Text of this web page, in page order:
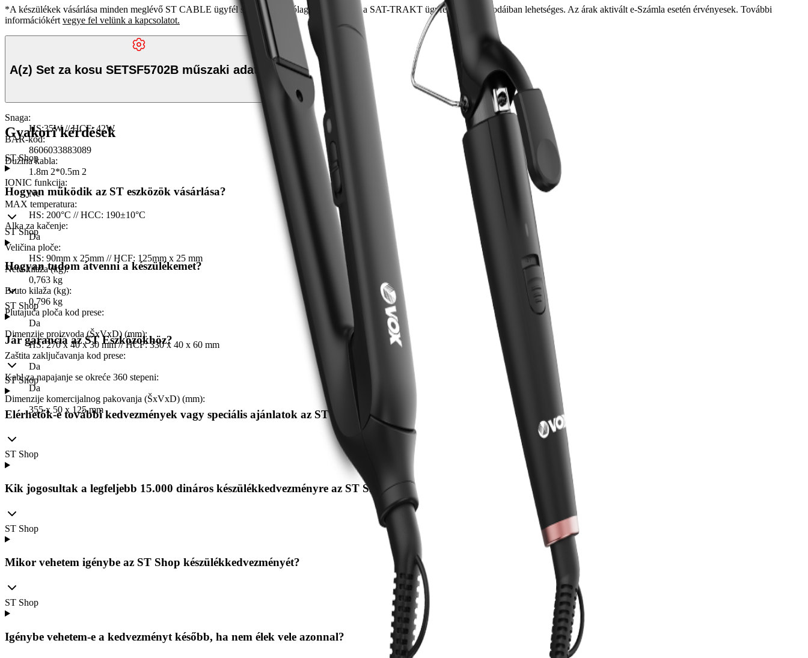
*A készülékek vásárlása minden meglévő ST CABLE ügyfél számára kizárólag személyesen, a SAT-TRAKT ügyfélszolgálati irodáiban lehetséges. Az árak aktivált e-Számla esetén érvényesek. További
információkért vegye fel velünk a kapcsolatot.
A(z) Set za kosu SETSF5702B műszaki adatai
Snaga:
HS:35W // HCF: 42W
BAR-kod:
8606033883089
Dužina kabla:
1.8m 2*0.5m 2
IONIC funkcija:
Ne
MAX temperatura:
HS: 200°C // HCC: 190±10°C
Alka za kačenje:
Da
Veličina ploče:
HS: 90mm x 25mm // HCF: 125mm x 25 mm
Neto kilaža (kg):
0,763 kg
Bruto kilaža (kg):
0,796 kg
Plutajuća ploča kod prese:
Da
Dimenzije proizvoda (ŠxVxD) (mm):
HS: 270 x 40 x 30 mm // HCF: 330 x 40 x 60 mm
Zaštita zaključavanja kod prese:
Da
Kabl za napajanje se okreće 360 stepeni:
Da
Dimenzije komercijalnog pakovanja (ŠxVxD) (mm):
355 x 50 x 125 mm
Gyakori kérdések
ST Shop
Hogyan működik az ST eszközök vásárlása?
ST Shop
Hogyan tudom átvenni a készülékemet?
ST Shop
Jár garancia az ST Eszközökhöz?
ST Shop
Elérhetők-e további kedvezmények vagy speciális ajánlatok az ST készülékekre?
ST Shop
Kik jogosultak a legfeljebb 15.000 dináros készülékkedvezményre az ST Shopban?
ST Shop
Mikor vehetem igénybe az ST Shop készülékkedvezményét?
ST Shop
Igénybe vehetem-e a kedvezményt később, ha nem élek vele azonnal?